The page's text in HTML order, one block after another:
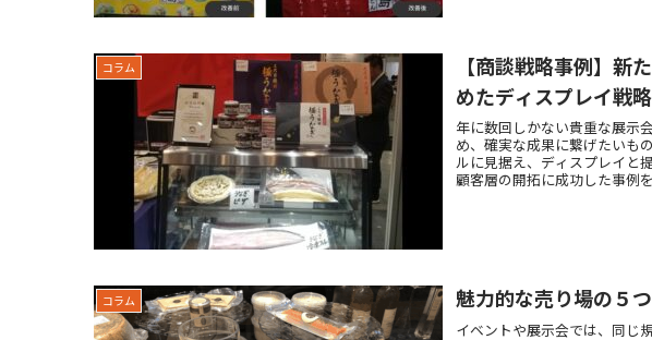
コラム
【商談戦略事例】新
めたディスプレイ戦略
年に数回しかない貴重な展示
め、確実な成果に繋げたいも
ルに見据え、ディスプレイと
顧客層の開拓に成功した事例
コラム 魅力的な売り場の５
イベントや展示会では、同じ